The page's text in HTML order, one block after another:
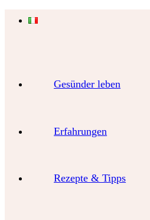
Gesünder leben
Erfahrungen
Rezepte & Tipps